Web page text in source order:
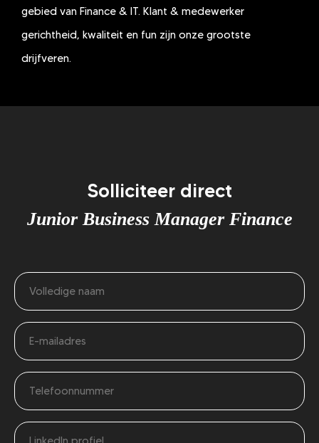
gebied van Finance & IT. Klant & medewerker
gerichtheid, kwaliteit en fun zijn onze grootste
drijfveren.
Solliciteer direct
Junior Business Manager Finance
Naam
(Vereist)
E-
mailadres
(Vereist)
Telefoonnummer
(Vereist)
Site